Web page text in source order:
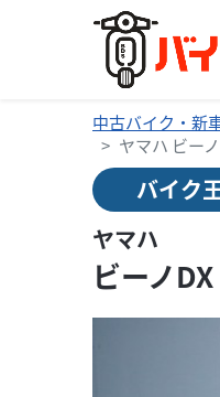
中古バイク・新
ヤマハ ビー
バイク
ヤマハ
ビーノ